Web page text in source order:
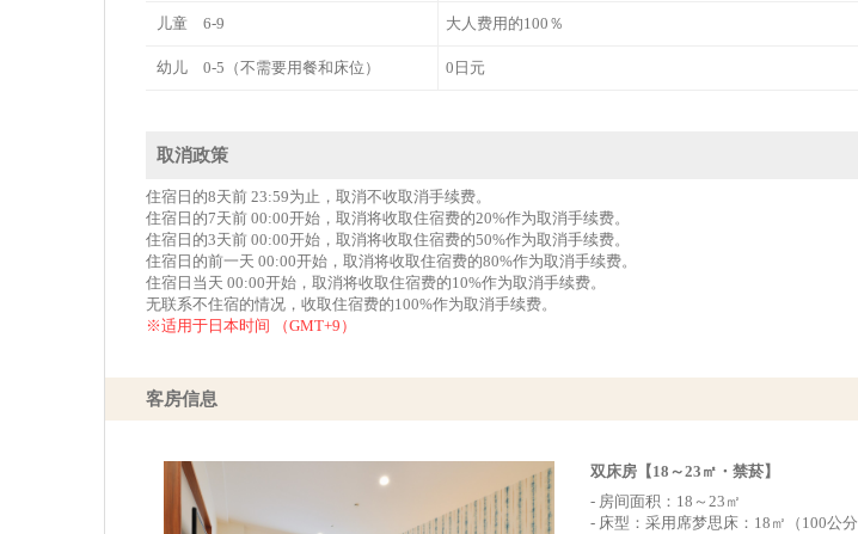
儿童 6-9 大人费用的100％
幼儿 0-5（不需要用餐和床位） 0日元
取消政策
住宿日的8天前 23:59为止，取消不收取消手续费。
住宿日的7天前 00:00开始，取消将收取住宿费的20%作为取消手续费。
住宿日的3天前 00:00开始，取消将收取住宿费的50%作为取消手续费。
住宿日的前一天 00:00开始，取消将收取住宿费的80%作为取消手续费。
住宿日当天 00:00开始，取消将收取住宿费的10%作为取消手续费。
无联系不住宿的情况，收取住宿费的100%作为取消手续费。
※适用于日本时间 （GMT+9）
客房信息
双床房【18～23㎡・禁菸】
- 房间面积：18～23㎡
- 床型：采用席梦思床：18㎡（100公分